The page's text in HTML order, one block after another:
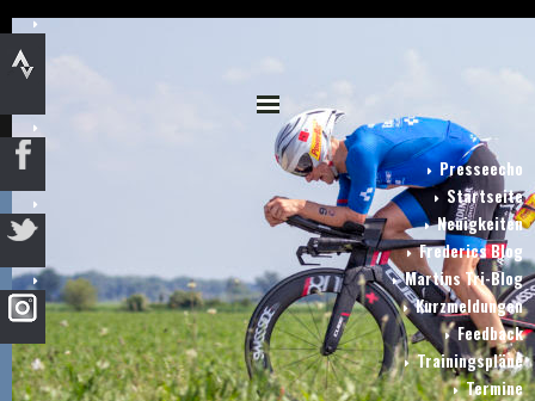
Presseecho
Startseite
Neuigkeiten
Frederics Blog
Martins Tri-Blog
Kurzmeldungen
Feedback
Trainingspläne
Termine